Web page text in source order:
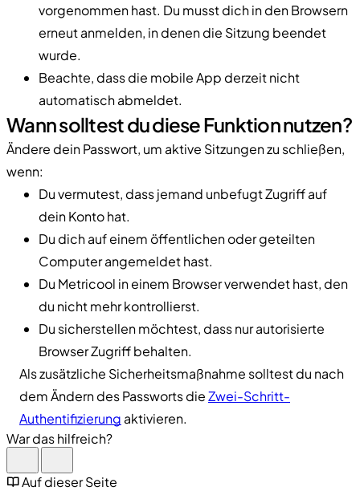
vorgenommen hast. Du musst dich in den Browsern
erneut anmelden, in denen die Sitzung beendet
wurde.
Beachte, dass die mobile App derzeit nicht
automatisch abmeldet.
Wann solltest du diese Funktion nutzen?
Ändere dein Passwort, um aktive Sitzungen zu schließen,
wenn:
Du vermutest, dass jemand unbefugt Zugriff auf
dein Konto hat.
Du dich auf einem öffentlichen oder geteilten
Computer angemeldet hast.
Du Metricool in einem Browser verwendet hast, den
du nicht mehr kontrollierst.
Du sicherstellen möchtest, dass nur autorisierte
Browser Zugriff behalten.
Als zusätzliche Sicherheitsmaßnahme solltest du nach
dem Ändern des Passworts dieZwei-Schritt-
Authentifizierung aktivieren.
War das hilfreich?
Auf dieser Seite